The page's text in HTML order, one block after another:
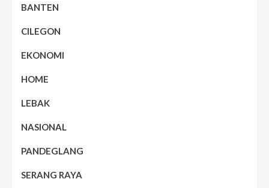
BANTEN
CILEGON
EKONOMI
HOME
LEBAK
NASIONAL
PANDEGLANG
SERANG RAYA